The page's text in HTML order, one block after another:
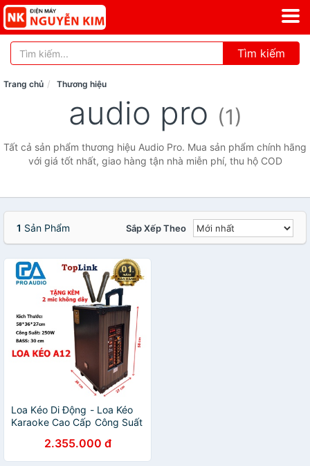
Tìm kiếm
Trang chủ Thương hiệu
audio pro (1)
Tất cả sản phẩm thương hiệu Audio Pro. Mua sản phẩm chính hãng
với giá tốt nhất, giao hàng tận nhà miễn phí, thu hộ COD
1 Sản Phẩm Sắp Xếp Theo
Loa Kéo Di Động - Loa Kéo
Karaoke Cao Cấp Công Suất
Siêu Bass 30cm( 3 Tấc) -
TopLink
2.355.000 đ